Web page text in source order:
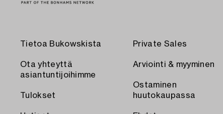
Tietoa Bukowskista
Ota yhteyttä
asiantuntijoihimme
Tulokset
Private Sales
Arviointi & myyminen
Ostaminen
huutokaupassa